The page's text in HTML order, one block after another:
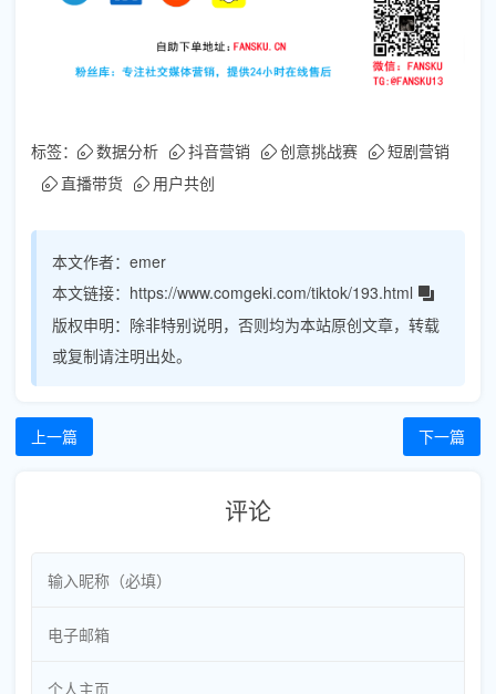
标签： 数据分析 抖音营销 创意挑战赛
短剧营销
直播带货
用户共创
本文作者： emer
本文链接： https://www.comgeki.com/tiktok/193.html
版权申明： 除非特别说明，否则均为本站原创文章，转载
或复制请注明出处。
上一篇 下一篇
评论